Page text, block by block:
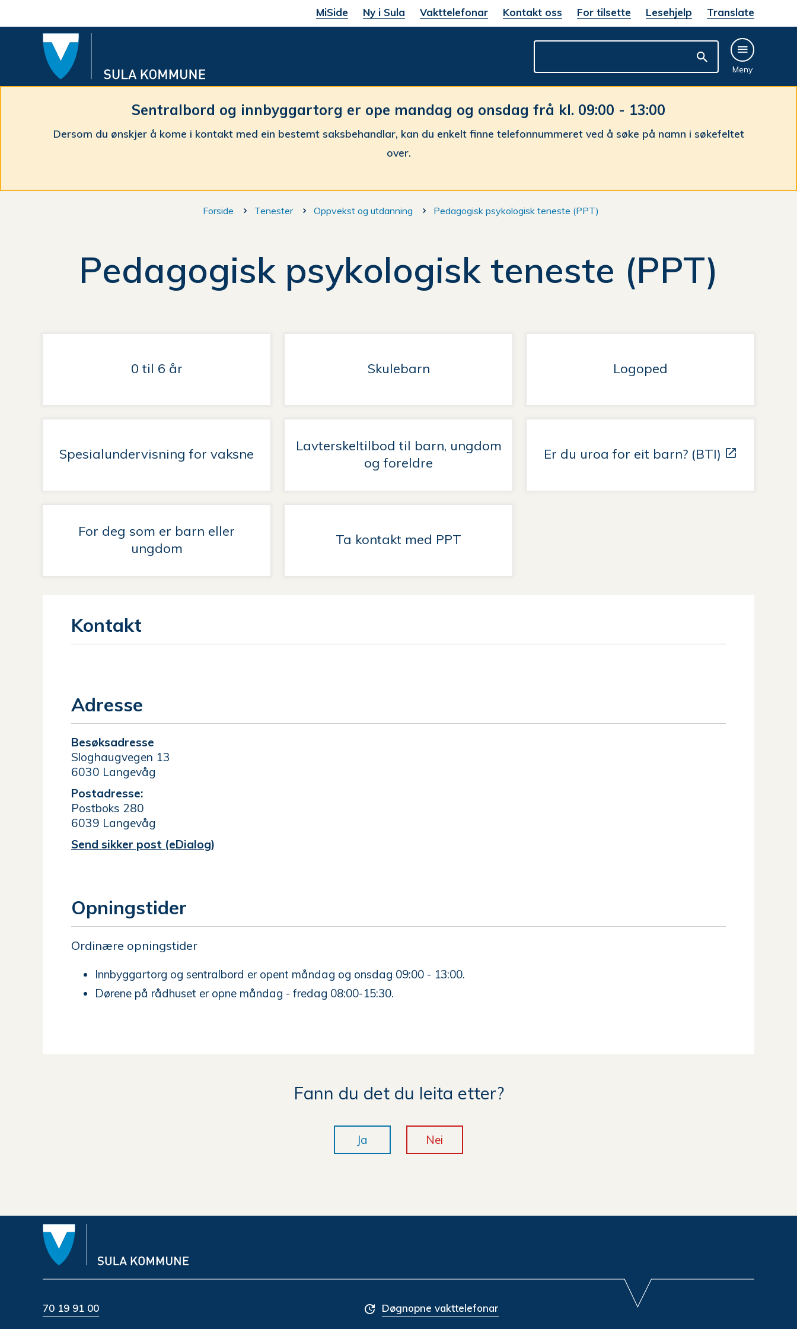
MiSide Ny i Sula Vakttelefonar Kontakt oss For tilsette Lesehjelp Translate
kommune
Meny
Sentralbord og innbyggartorg er ope mandag og onsdag frå kl. 09:00 - 13:00
Dersom du ønskjer å kome i kontakt med ein bestemt saksbehandlar, kan du enkelt finne telefonnummeret ved å søke på namn i søkefeltet
over.
Du
her:
Forside Tenester Oppvekst og utdanning Pedagogisk psykologisk teneste (PPT)
Pedagogisk psykologisk teneste (PPT)
0 til 6 år Skulebarn Logoped
Spesialundervisning for vaksne
Lavterskeltilbod til barn, ungdom
og foreldre
Er du uroa for eit barn? (BTI)
For deg som er barn eller
ungdom
Ta kontakt med PPT
Kontakt
Adresse
Besøksadresse
Sloghaugvegen 13
6030 Langevåg
Postadresse:
Postboks 280
6039 Langevåg
Send sikker post (eDialog)
Opningstider
Ordinære opningstider
Innbyggartorg og sentralbord er opent måndag og onsdag 09:00 - 13:00.
Dørene på rådhuset er opne måndag - fredag 08:00-15:30.
Fann du det du leita etter?
Ja Nei
70 19 91 00 Døgnopne vakttelefonar